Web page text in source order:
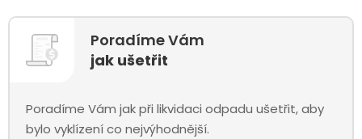
Poradíme Vám
jak ušetřit
Poradíme Vám jak při likvidaci odpadu ušetřit, aby
bylo vyklízení co nejvýhodnější.